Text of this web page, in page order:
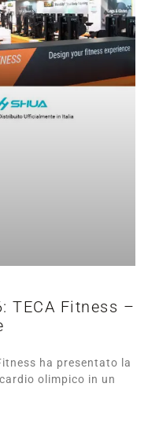
TECA Fitness –
ha presentato la
olimpico in un